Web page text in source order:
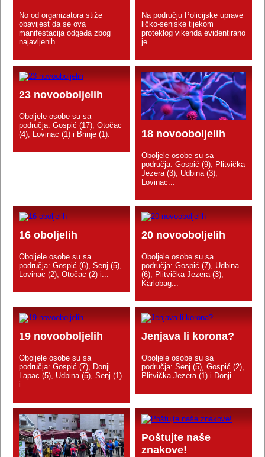
No od organizatora stiže
obavijest da se ova
manifestacija odgađa zbog
najavljenih...
Na području Policijske uprave
ličko-senjske tijekom
proteklog vikenda evidentirano
je...
23 novooboljelih
Oboljele osobe su sa
područja: Gospić (17), Otočac
(4), Lovinac (1) i Brinje (1).
18 novooboljelih
Oboljele osobe su sa
područja: Gospić (9), Plitvička
Jezera (3), Udbina (3),
Lovinac...
16 oboljelih
Oboljele osobe su sa
područja: Gospić (6), Senj (5),
Lovinac (2), Otočac (2) i...
20 novooboljelih
Oboljele osobe su sa
područja: Gospić (7), Udbina
(6), Plitvička Jezera (3),
Karlobag...
19 novooboljelih
Oboljele osobe su sa
područja: Gospić (7), Donji
Lapac (5), Udbina (5), Senj (1)
i...
Jenjava li korona?
Oboljele osobe su sa
područja: Senj (5), Gospić (2),
Plitvička Jezera (1) i Donji...
Poštujte naše
znakove!